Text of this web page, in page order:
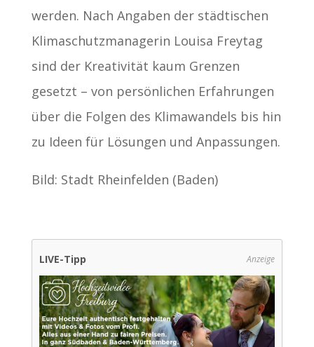
werden. Nach Angaben der städtischen
Klimaschutzmanagerin Louisa Freytag
sind der Kreativität kaum Grenzen
gesetzt – von persönlichen Erfahrungen
über die Folgen des Klimawandels bis hin
zu Ideen für Lösungen und Anpassungen.
Bild: Stadt Rheinfelden (Baden)
LIVE-Tipp Anzeige